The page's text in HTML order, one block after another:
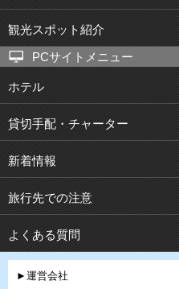
観光スポット紹介
PCサイトメニュー
ホテル
貸切手配・チャーター
新着情報
旅行先での注意
よくある質問
►運営会社